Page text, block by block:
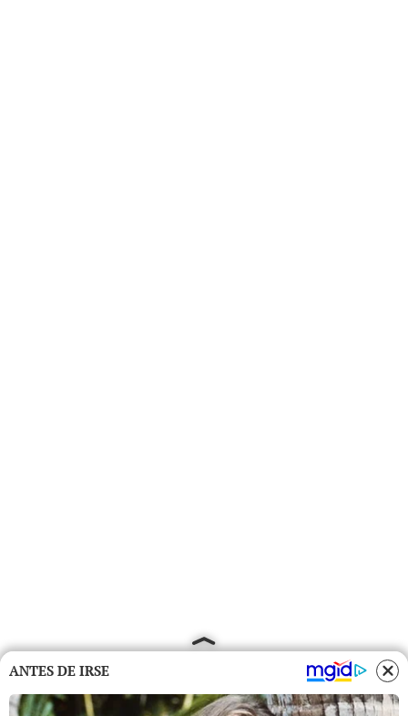
ANTES DE IRSE